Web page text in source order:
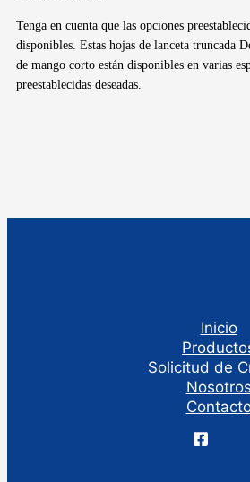
Tenga en cuenta que las opciones
disponibles. Estas hojas de lanceta truncada
de mango corto están disponibles en varias
preestablecidas deseadas.
Inicio
Solicitud de
Nosotros